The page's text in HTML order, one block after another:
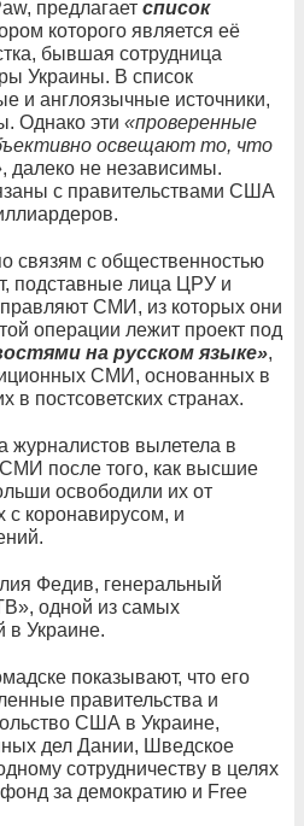
предлагает список
которого является её
бывшая сотрудница
Украины. В список
и англоязычные источники,
Однако эти «проверенные
освещают то, что
, далеко не независимы.
с правительствами США
связям с общественностью
подставные лица ЦРУ и
СМИ, из которых они
операции лежит проект под
на русском языке»,
СМИ, основанных в
в постсоветских странах.
журналистов вылетела в
после того, как высшие
освободили их от
с коронавирусом, и
Федив, генеральный
одной из самых
в Украине.
показывают, что его
правительства и
США в Украине,
дел Дании, Шведское
сотрудничеству в целях
за демократию и Free